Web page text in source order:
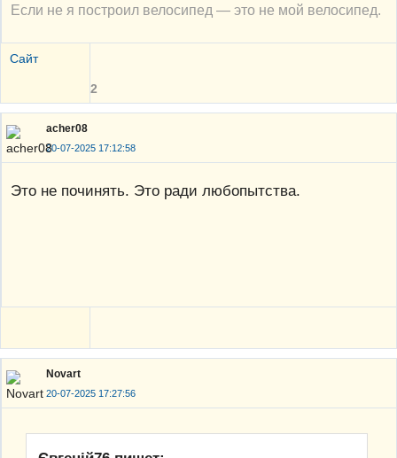
Если не я построил велосипед — это не мой велосипед.
Сайт
2
acher08
20-07-2025 17:12:58
Это не починять. Это ради любопытства.
Novart
20-07-2025 17:27:56